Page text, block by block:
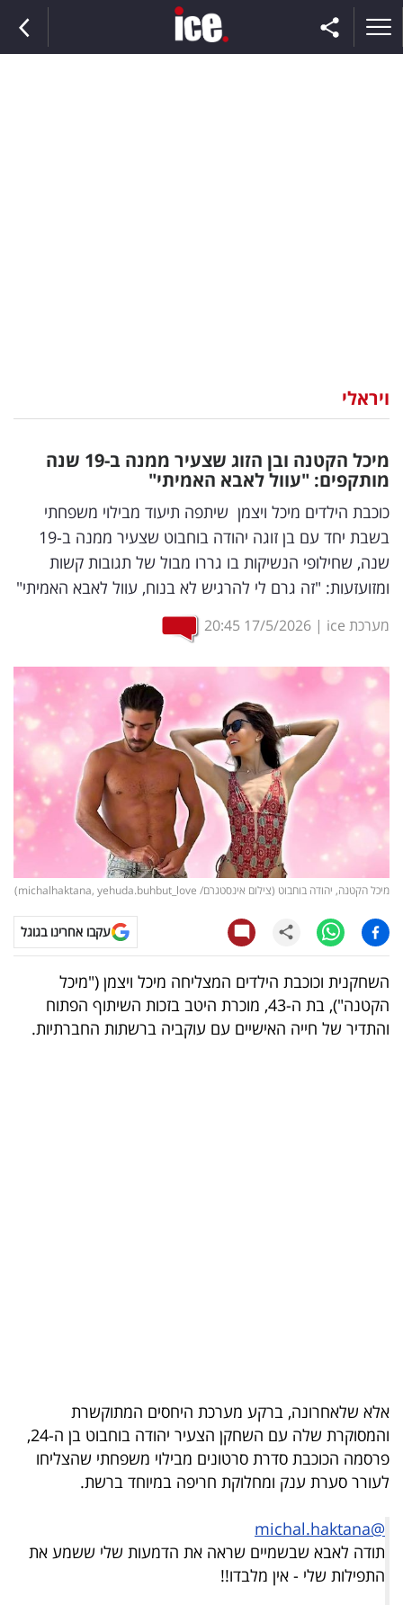
וצרכנות
דיגיטל
וטק
שיווק
ופרסום
משפט
מדדים
ומחקרים
דעות
רכילות
עסקית
קריפטו
ויראלי
טלוויזיה
עסקי
ספורט
קריירה
5
המילון
הכלכלי
פודקאסט
40
ויראלי
מיכל הקטנה ובן הזוג שצעיר ממנה ב-19 שנה
מותקפים: "עוול לאבא האמיתי"
כוכבת הילדים מיכל ויצמן שיתפה תיעוד מבילוי משפחתי
בשבת יחד עם בן זוגה יהודה בוחבוט שצעיר ממנה ב-19
שנה, שחילופי הנשיקות בו גררו מבול של תגובות קשות
ומזועזעות: "זה גרם לי להרגיש לא בנוח, עוול לאבא האמיתי"
מערכת ice |
17/5/2026
20:45
מיכל הקטנה, יהודה בוחבוט (צילום אינסטגרם/ michalhaktana, yehuda.buhbut_love)
עקבו אחרינו בגוגל
השחקנית וכוכבת הילדים המצליחה מיכל ויצמן ("מיכל
הקטנה"), בת ה-43, מוכרת היטב בזכות השיתוף הפתוח
והתדיר של חייה האישיים עם עוקביה ברשתות החברתיות.
אלא שלאחרונה, ברקע מערכת היחסים המתוקשרת
והמסוקרת שלה עם השחקן הצעיר יהודה בוחבוט בן ה-24,
פרסמה הכוכבת סדרת סרטונים מבילוי משפחתי שהצליחו
לעורר סערת ענק ומחלוקת חריפה במיוחד ברשת.
@michal.haktana
תודה לאבא שבשמיים שראה את הדמעות שלי ששמע את
התפילות שלי - אין מלבדו!!